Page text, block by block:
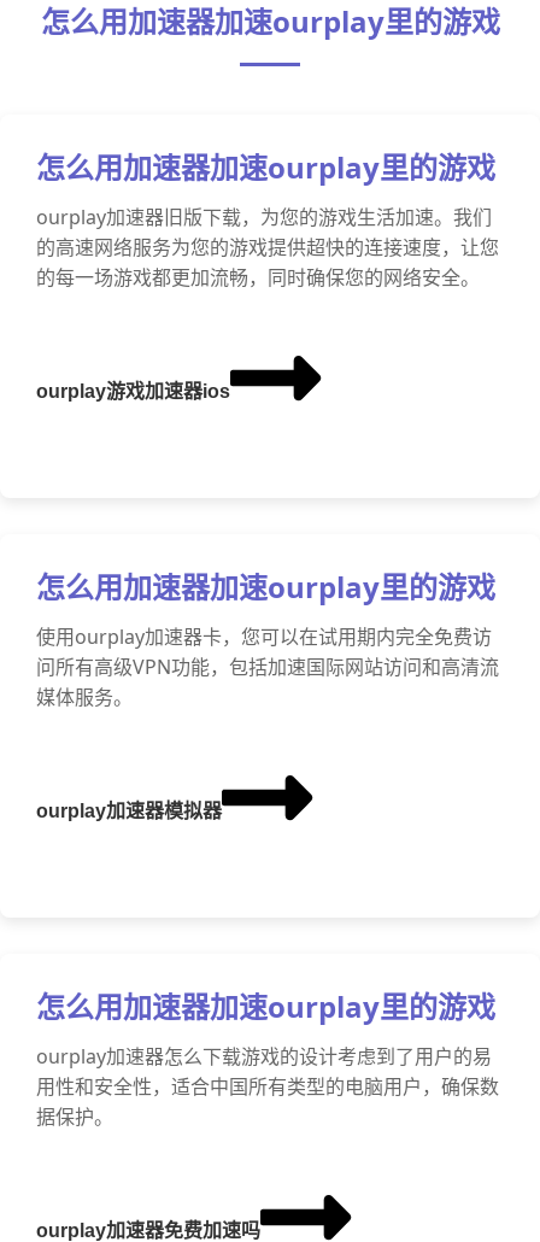
怎么用加速器加速ourplay里的游戏
怎么用加速器加速ourplay里的游戏
ourplay加速器旧版下载，为您的游戏生活加速。我们
的高速网络服务为您的游戏提供超快的连接速度，让您
的每一场游戏都更加流畅，同时确保您的网络安全。
ourplay游戏加速器ios
怎么用加速器加速ourplay里的游戏
使用ourplay加速器卡，您可以在试用期内完全免费访
问所有高级VPN功能，包括加速国际网站访问和高清流
媒体服务。
ourplay加速器模拟器
怎么用加速器加速ourplay里的游戏
ourplay加速器怎么下载游戏的设计考虑到了用户的易
用性和安全性，适合中国所有类型的电脑用户，确保数
据保护。
ourplay加速器免费加速吗